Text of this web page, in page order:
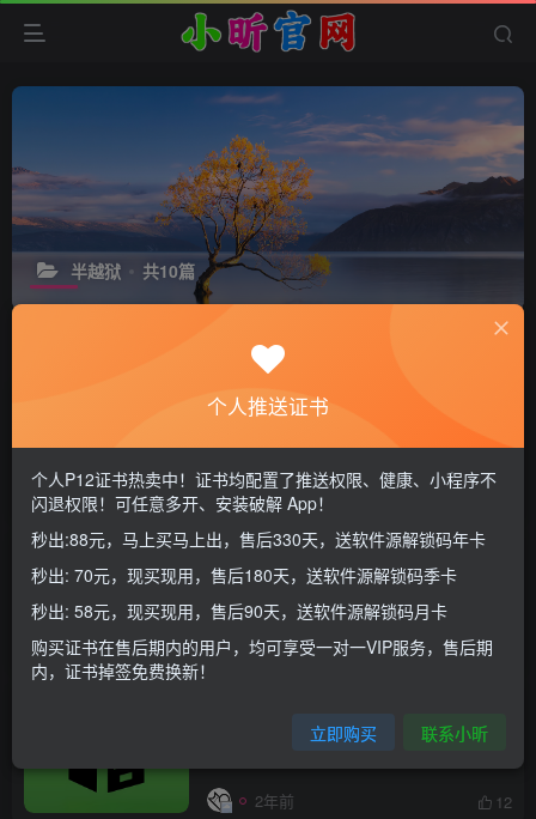
半越狱 共10篇
评论
iOS控制中心美化
1年前
Repo4Tweak提取越狱插件
1年前
好用，支持iOS16.5.1-16.6.1
2年前 12
个人推送证书
个人P12证书热卖中！证书均配置了推送权限、健康、小程序不
闪退权限！可任意多开、安装破解 App！
秒出:88元，马上买马上出，售后330天，送软件源解锁码年卡
秒出: 70元，现买现用，售后180天，送软件源解锁码季卡
秒出: 58元，现买现用，售后90天，送软件源解锁码月卡
购买证书在售后期内的用户，均可享受一对一VIP服务，售后期
内，证书掉签免费换新！
立即购买 联系小昕